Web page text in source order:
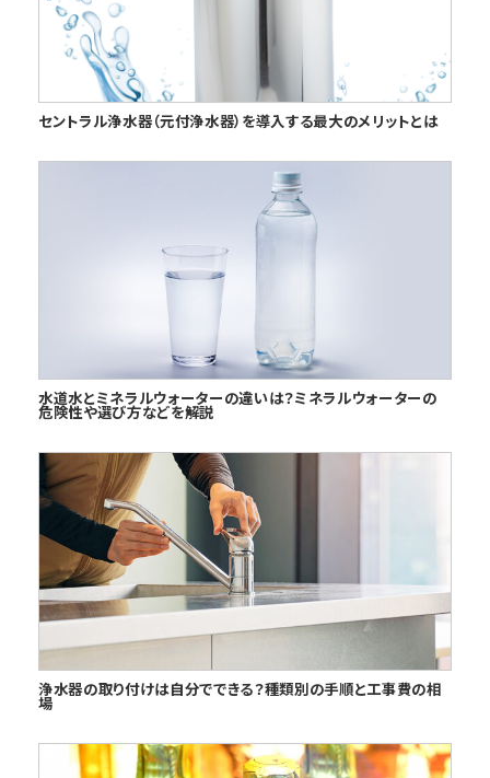
セントラル浄水器（元付浄水器）を導入する最大のメリットとは
水道水とミネラルウォーターの違いは？ミネラルウォーターの
危険性や選び方などを解説
浄水器の取り付けは自分でできる？種類別の手順と工事費の相
場